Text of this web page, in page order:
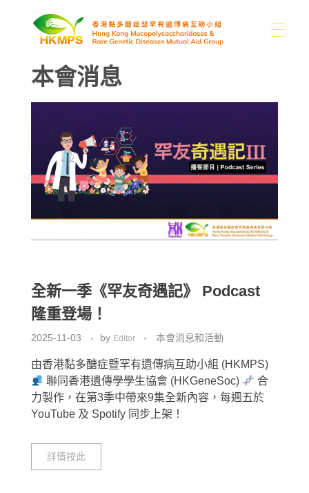
香港黏多醣症暨罕有遺傳病互助小組
關於我們
關於我們
我們的困難
本會消息
其他罕有病資訊
認識醣豆豆
黏多醣症及罕有病類型
分享
連結
支持我們
捐助者鳴謝
其他鳴謝
為病友打氣
圖片集
影視廊
媒體報導
會員圖片集
繁
繁
简
本會消息
全新一季《罕友奇遇記》 Podcast
隆重登場！
2025-11-03 by Editor 本會消息和活動
由香港黏多醣症暨罕有遺傳病互助小組 (HKMPS)
聯同香港遺傳學學生協會 (HKGeneSoc)
合
力製作，在第3季中帶來9集全新內容，每週五於
YouTube 及 Spotify 同步上架！
詳情按此